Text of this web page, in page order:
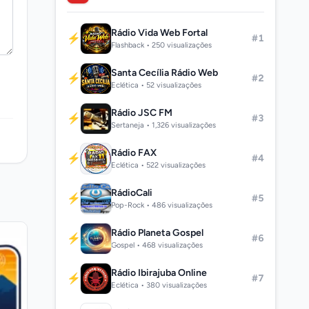
⚡ Rádio Vida Web Fortal
Flashback • 250 visualizações
#1
⚡ Santa Cecília Rádio Web
Eclética • 52 visualizações
#2
⚡ Rádio JSC FM
Sertaneja • 1,326 visualizações
#3
⚡ Rádio FAX
Eclética • 522 visualizações
#4
⚡ RádioCali
Pop-Rock • 486 visualizações
#5
⚡ Rádio Planeta Gospel
Gospel • 468 visualizações
#6
⚡ Rádio Ibirajuba Online
Eclética • 380 visualizações
#7